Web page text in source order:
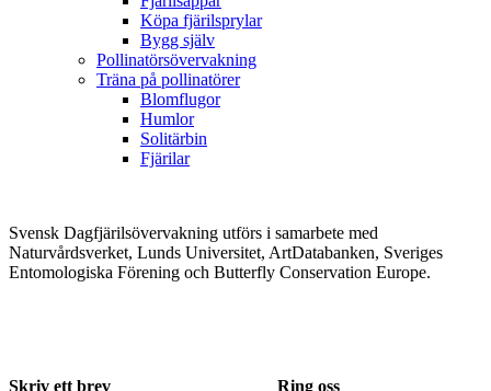
Köpa fjärilsprylar
Bygg själv
Pollinatörsövervakning
Träna på pollinatörer
Blomflugor
Humlor
Solitärbin
Fjärilar
Svensk Dagfjärilsövervakning utförs i samarbete med
Naturvårdsverket, Lunds Universitet, ArtDatabanken, Sveriges
Entomologiska Förening och Butterfly Conservation Europe.
Skriv ett brev Ring oss